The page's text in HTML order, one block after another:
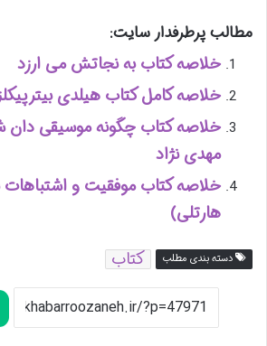
مطالب پرطرفدار سایت:
خلاصه کتاب به نجاتش می ارزد
خلاصه کامل کتاب هیلدی
خلاصه کتاب چگونه موسیقی دان
مهدی نژاد
خلاصه کتاب موفقیت و اشتباهات
هارتلی)
دسته بندی مطلب کتاب